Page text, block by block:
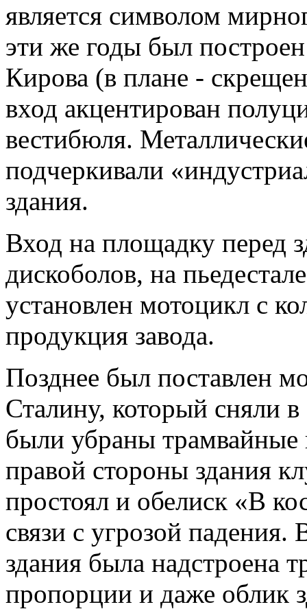
является символом
эти же годы был
Кирова (в плане -
вход акцентирован
вестибюля.
подчеркивали
здания.
Вход на площадку перед
дискоболов, на
установлен мотоцикл с
продукция завода.
Позднее был поставлен
Сталину, который сняли
были убраны
правой стороны здания
простоял и обелиск «В
связи с угрозой падения.
здания была надстроена
пропорции и даже облик